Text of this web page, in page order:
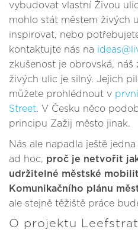
vybudovat vlastní Živou
mohlo stát městem živých
inspirovat, nebo
kontaktujte nás na
zkušenost je obrovská, náš
živých ulic je silný. Jejich
můžete prohlédnout v
Street. V Česku něco
principu Zažij město jinak.
Nás ale napadla ještě
ad hoc, proč je netvořit
udržitelné městské
Komunikačního plánu
ale stejně těžiště práce
O projektu